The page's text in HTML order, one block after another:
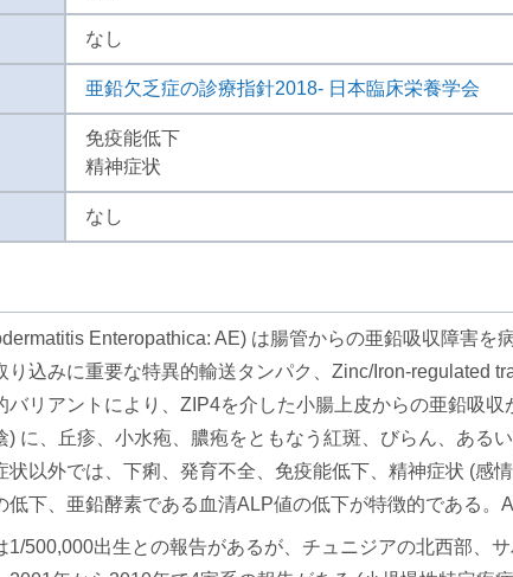
なし
亜鉛欠乏症の診療指針2018- 日本臨床栄養学会
免疫能低下
精神症状
なし
Enteropathica: AE) は腸管からの亜鉛吸収障害
り込みに重要な特異的輸送タンパク、Zinc/Iron-regulated
バリアントにより、ZIP4を介した小腸上皮からの亜鉛吸
) に、丘疹、小水疱、膿疱をともなう紅斑、びらん、あ
状以外では、下痢、発育不全、免疫能低下、精神症状 (
低下、亜鉛酵素である血清ALP値の低下が特徴的である。
1/500,000出生との報告があるが、チュニジアの北西部、